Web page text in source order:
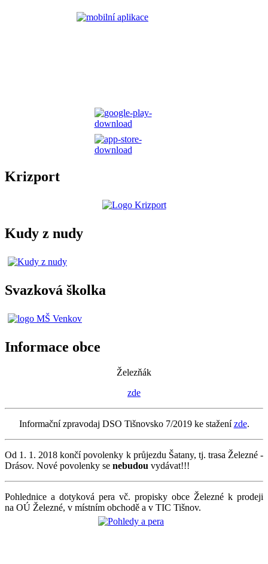
Krizport
Kudy z nudy
Svazková školka
Informace obce
Železňák
zde
Informační zpravodaj DSO Tišnovsko 7/2019 ke staženízde.
Od 1. 1. 2018 končí povolenky k průjezdu Šatany, tj. trasa Železné -
Drásov. Nové povolenky se nebudou vydávat!!!
Pohlednice a dotyková pera vč. propisky obce Železné k prodeji
na OÚ Železné, v místním obchodě a v TIC Tišnov.